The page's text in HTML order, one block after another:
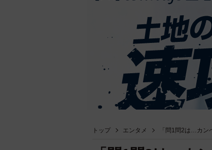
トップ エンタメ 「問1問2は…カ